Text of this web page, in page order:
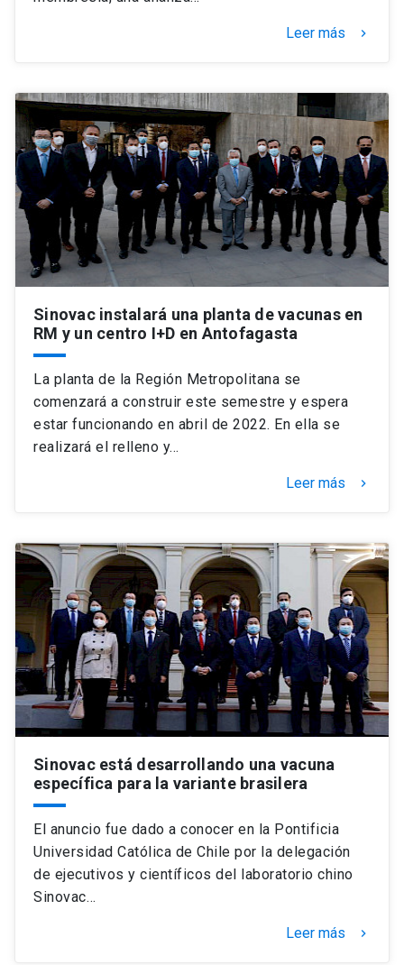
Leer más keyboard_arrow_right
Sinovac instalará una planta de vacunas en
RM y un centro I+D en Antofagasta
La planta de la Región Metropolitana se
comenzará a construir este semestre y espera
estar funcionando en abril de 2022. En ella se
realizará el relleno y…
Leer más keyboard_arrow_right
Sinovac está desarrollando una vacuna
específica para la variante brasilera
El anuncio fue dado a conocer en la Pontificia
Universidad Católica de Chile por la delegación
de ejecutivos y científicos del laboratorio chino
Sinovac…
Leer más keyboard_arrow_right